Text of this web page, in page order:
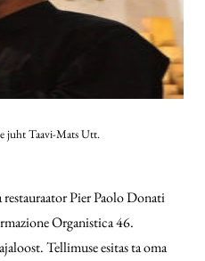
juht Taavi-Mats Utt.
restauraator Pier Paolo Donati
Organistica 46.
Tellimuse esitas ta oma